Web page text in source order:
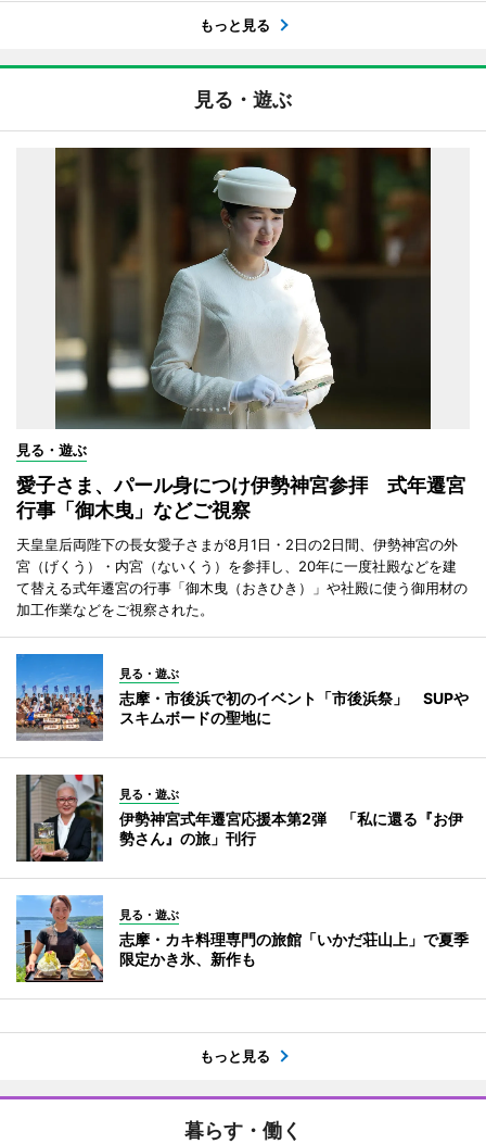
もっと見る
見る・遊ぶ
見る・遊ぶ
愛子さま、パール身につけ伊勢神宮参拝 式年遷宮
行事「御木曳」などご視察
天皇皇后両陛下の長女愛子さまが8月1日・2日の2日間、伊勢神宮の外
宮（げくう）・内宮（ないくう）を参拝し、20年に一度社殿などを建
て替える式年遷宮の行事「御木曳（おきひき）」や社殿に使う御用材の
加工作業などをご視察された。
見る・遊ぶ
志摩・市後浜で初のイベント「市後浜祭」 SUPや
スキムボードの聖地に
見る・遊ぶ
伊勢神宮式年遷宮応援本第2弾 「私に還る『お伊
勢さん』の旅」刊行
見る・遊ぶ
志摩・カキ料理専門の旅館「いかだ荘山上」で夏季
限定かき氷、新作も
もっと見る
暮らす・働く